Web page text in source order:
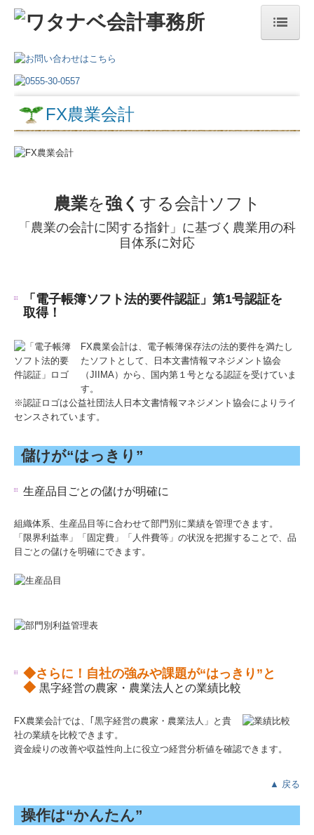
ホーム
事務所について
事務所案内
スタッフ
交通案内
一般個人の方
法人・個人事業者の方
会社設立・創業支援
相続のご相談
建設業の方
電帳法・インボイス最新情報
国の共済制度活用コーナー
経営者お役立ち情報
個人情報保護方針
リンク集
TKCシステムのご紹介
マイナンバー制度への対応
FX農業会計
農業を強く する会計ソフト
「農業の会計に関する指針」 に基づく 農業用の科
目体系に対応
「電子帳簿ソフト法的要件認証」第1号認証を
取得！
FX農業会計は、電子帳簿保存法の法的要件を満たし
たソフトとして、日本文書情報マネジメント協会
（JIIMA）から、国内第１号となる認証を受けていま
す。
※認証ロゴは公益社団法人日本文書情報マネジメント協会によりライ
センスされています。
儲けが“はっきり”
生産品目ごとの儲けが明確に
組織体系、生産品目等に合わせて部門別に業績を管理できます。
「限界利益率」「固定費」「人件費等」の状況を把握することで、品
目ごとの儲けを明確にできます。
◆さらに！自社の強みや課題が“はっきり” と
◆ 黒字経営の農家・農業法人との業績比較
FX農業会計では、｢黒字経営の農家・農業法人」と貴
社の業績を比較できます。
資金繰りの改善や収益性向上に役立つ経営分析値を確認できます。
▲ 戻る
操作は“かんたん”